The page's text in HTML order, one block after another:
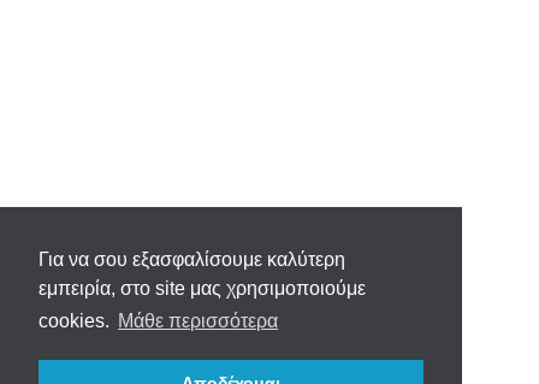
Για να σου εξασφαλίσουμε καλύτερη
εμπειρία, στο site μας χρησιμοποιούμε
cookies. Μάθε περισσότερα